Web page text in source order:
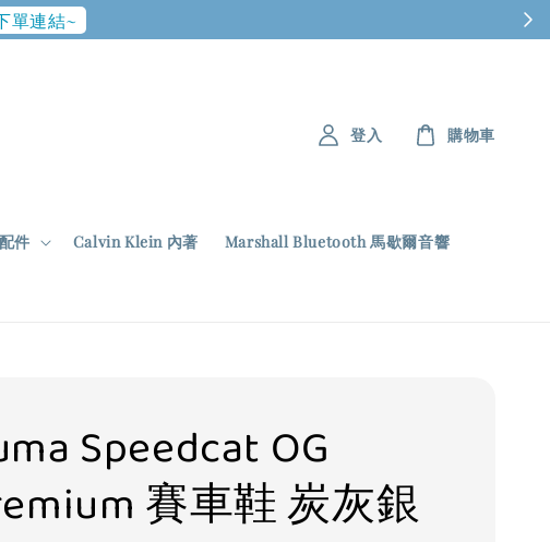
單連結~
件 Calvin Klein 內著 Marshall Bluetooth 馬歇爾音響
登入 購物車
Speedcat OG
賽車鞋 炭灰銀